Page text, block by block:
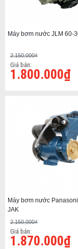
Máy bơm nước JLM 60-
2.150.000₫
Giá bán:
1.800.000₫
Máy bơm nước
JAK
2.150.000₫
Giá bán:
1.870.000₫